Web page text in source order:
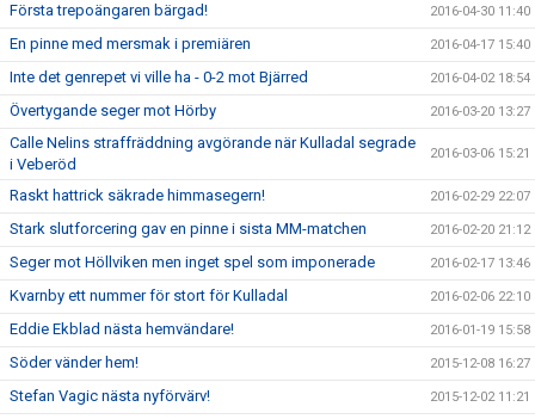
Första trepoängaren bärgad! 2016-04-30 11:40
En pinne med mersmak i premiären 2016-04-17 15:40
Inte det genrepet vi ville ha - 0-2 mot Bjärred 2016-04-02 18:54
Övertygande seger mot Hörby 2016-03-20 13:27
Calle Nelins straffräddning avgörande när Kulladal segrade
i Veberöd
2016-03-06 15:21
Raskt hattrick säkrade himmasegern! 2016-02-29 22:07
Stark slutforcering gav en pinne i sista MM-matchen 2016-02-20 21:12
Seger mot Höllviken men inget spel som imponerade 2016-02-17 13:46
Kvarnby ett nummer för stort för Kulladal 2016-02-06 22:10
Eddie Ekblad nästa hemvändare! 2016-01-19 15:58
Söder vänder hem! 2015-12-08 16:27
Stefan Vagic nästa nyförvärv! 2015-12-02 11:21